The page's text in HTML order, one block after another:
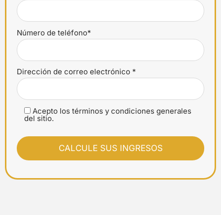
Número de teléfono*
Dirección de correo electrónico *
Acepto los términos y condiciones generales
del sitio.